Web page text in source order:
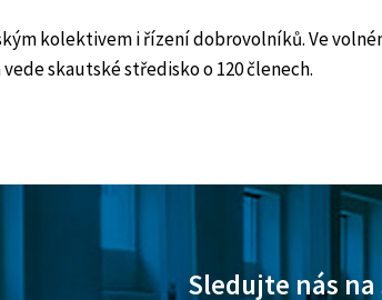
kolektivem i řízení dobrovolníků. Ve
skautské středisko o 120 členech.
Sledujte nás